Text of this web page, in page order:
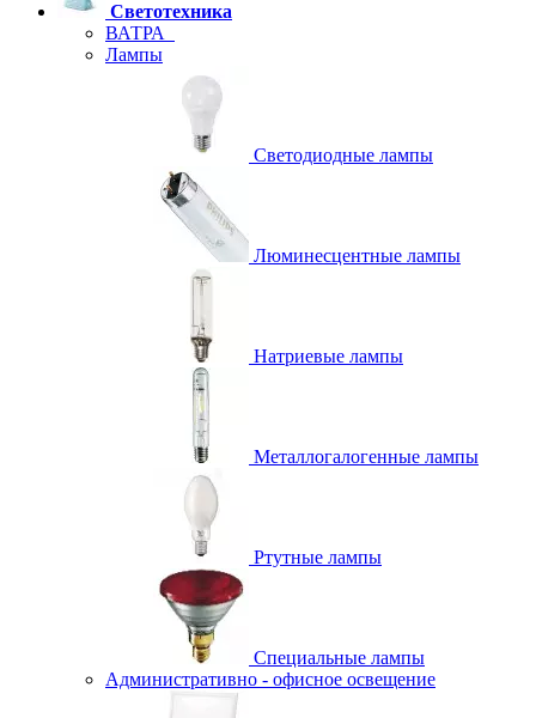
Светотехника
ВАТРА
Лампы
Светодиодные лампы
Люминесцентные лампы
Натриевые лампы
Металлогалогенные лампы
Ртутные лампы
Специальные лампы
Административно - офисное освещение